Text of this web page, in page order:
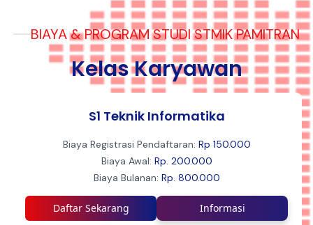
BIAYA & PROGRAM STUDI STMIK PAMITRAN
Kelas Karyawan
S1 Teknik Informatika
Biaya Registrasi Pendaftaran: Rp 150.000
Biaya Awal: Rp. 200.000
Biaya Bulanan: Rp. 800.000
Daftar Sekarang Informasi